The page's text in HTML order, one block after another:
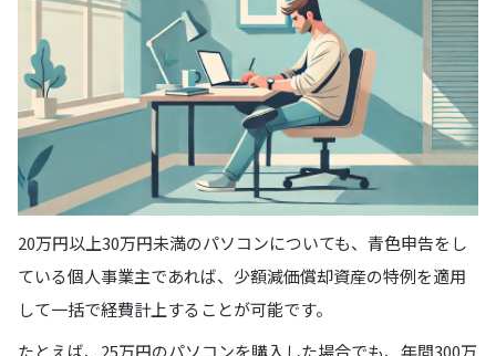
20万円以上30万円未満のパソコンについても、青色申告をし
ている個人事業主であれば、少額減価償却資産の特例を適用
して一括で経費計上することが可能です。
たとえば、25万円のパソコンを購入した場合でも、年間300万